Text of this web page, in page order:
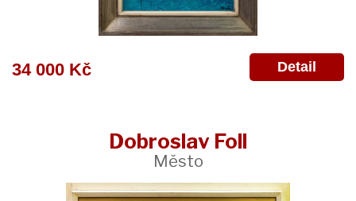
34 000 Kč Detail
Dobroslav Foll
Město